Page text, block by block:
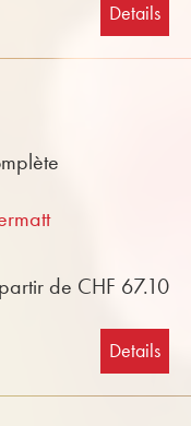
Details
de CHF 67.10
Details